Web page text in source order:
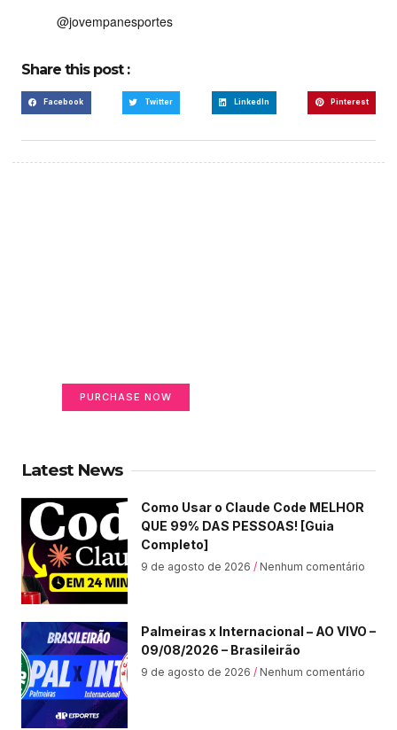
@jovempanesportes
Share this post :
Facebook Twitter LinkedIn Pinterest
PURCHASE NOW
Latest News
Como Usar o Claude Code MELHOR
QUE 99% DAS PESSOAS! [Guia
Completo]
9 de agosto de 2026 Nenhum comentário
Palmeiras x Internacional – AO VIVO –
09/08/2026 – Brasileirão
9 de agosto de 2026 Nenhum comentário